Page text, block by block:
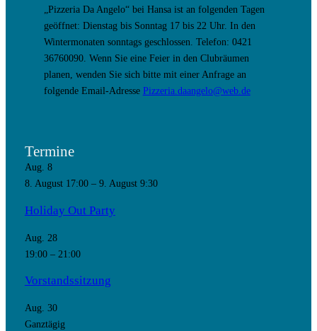
„Pizzeria Da Angelo“ bei Hansa ist an folgenden Tagen
geöffnet: Dienstag bis Sonntag 17 bis 22 Uhr. In den
Wintermonaten sonntags geschlossen. Telefon: 0421
36760090. Wenn Sie eine Feier in den Clubräumen
planen, wenden Sie sich bitte mit einer Anfrage an
folgende Email-Adresse Pizzeria.daangelo@web.de
Termine
Aug. 8
8. August 17:00– 9. August 9:30
Holiday Out Party
Aug. 28
19:00– 21:00
Vorstandssitzung
Aug. 30
Ganztägig